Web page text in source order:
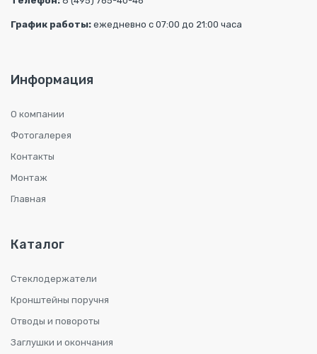
График работы: ежедневно с 07:00 до 21:00 часа
Информация
О компании
Фотогалерея
Контакты
Монтаж
Главная
Каталог
Стеклодержатели
Кронштейны поручня
Отводы и повороты
Заглушки и окончания